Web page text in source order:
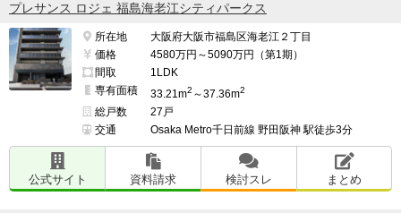
プレサンス ロジェ 福島海老江シティパークス
所在地
大阪府大阪市福島区海老江２丁目
価格
4580万円～5090万円（第1期）
間取
1LDK
専有面積
33.21m2 ～37.36m2
総戸数
27戸
交通
Osaka Metro千日前線 野田阪神 駅徒歩3分
公式サイト 資料請求 検討スレ まとめ